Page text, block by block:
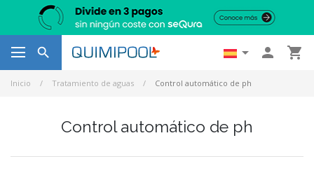
   
Inicio Tratamiento de aguas Control automático de ph
Control automático de ph